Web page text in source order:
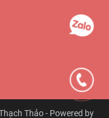
Thảo - Powered by